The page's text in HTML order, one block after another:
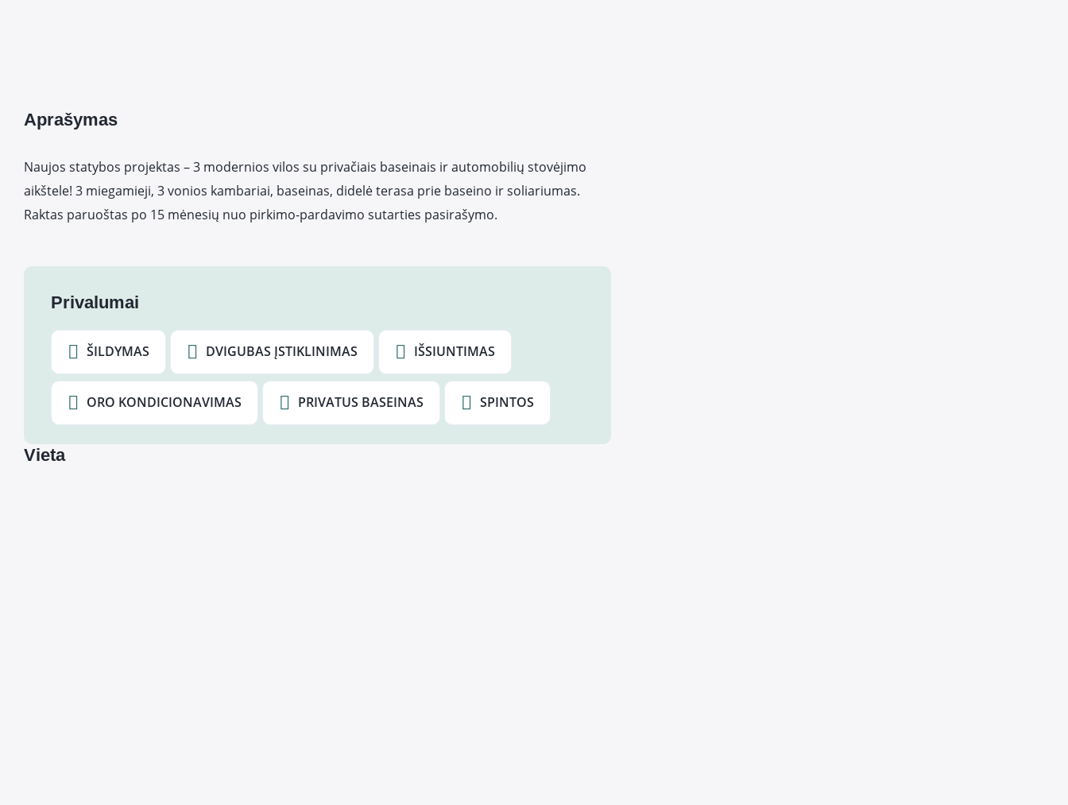
Aprašymas
Naujos statybos projektas – 3 modernios vilos su privačiais baseinais ir automobilių stovėjimo
aikštele! 3 miegamieji, 3 vonios kambariai, baseinas, didelė terasa prie baseino ir soliariumas.
Raktas paruoštas po 15 mėnesių nuo pirkimo-pardavimo sutarties pasirašymo.
Privalumai
ŠILDYMAS DVIGUBAS ĮSTIKLINIMAS IŠSIUNTIMAS
ORO KONDICIONAVIMAS PRIVATUS BASEINAS SPINTOS
Vieta